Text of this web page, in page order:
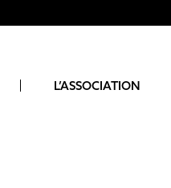
L’ASSOCIATION